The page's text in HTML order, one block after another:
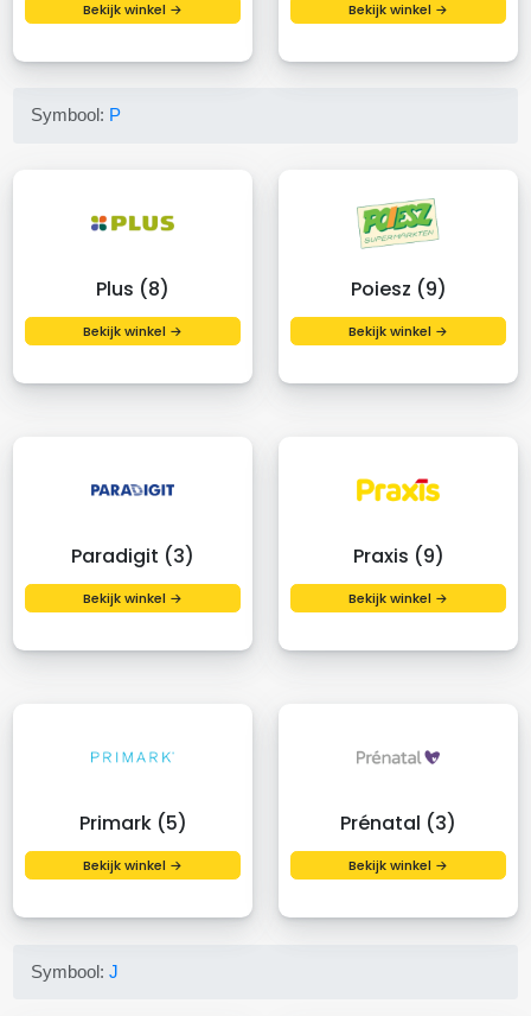
Bekijk winkel → Bekijk winkel →
Symbool: P
Plus (8)
Bekijk winkel →
Poiesz (9)
Bekijk winkel →
Paradigit (3)
Bekijk winkel →
Praxis (9)
Bekijk winkel →
Primark (5)
Bekijk winkel →
Prénatal (3)
Bekijk winkel →
Symbool:J